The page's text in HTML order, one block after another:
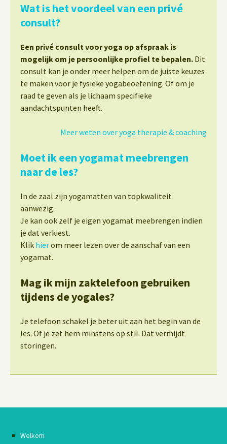
Wat is het voordeel van een privé
consult?
Een privé consult voor yoga op afspraak is
mogelijk om je persoonlijke profiel te bepalen. Dit
consult kan je onder meer helpen om de juiste keuzes
te maken voor je fysieke yogabeoefening. Of om je
raad te geven als je lichaam specifieke
aandachtspunten heeft.
Meer weten over yoga therapie & coaching
Moet ik een yogamat meebrengen
naar de les?
In de zaal zijn yogamatten van topkwaliteit
aanwezig.
Je kan ook zelf je eigen yogamat meebrengen indien
je dat verkiest.
Klik hierom meer lezen over de aanschaf van een
yogamat.
Mag ik mijn zaktelefoon gebruiken
tijdens de yogales?
Je telefoon schakel je beter uit aan het begin van de
les. Of je zet hem minstens op stil. Dat vermijdt
storingen.
Welkom